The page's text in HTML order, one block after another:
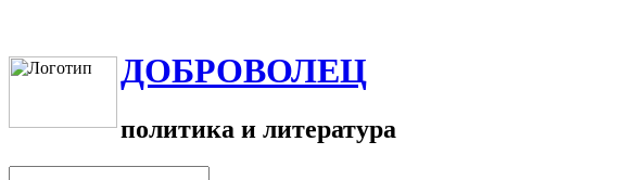
ДОБРОВОЛЕЦ
политика и литература